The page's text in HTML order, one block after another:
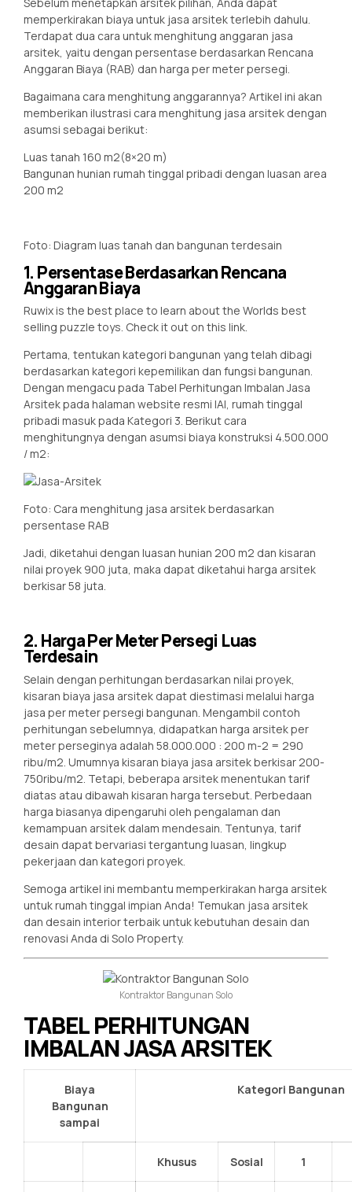
memperkirakan biaya untuk jasa arsitek terlebih dahulu.
Terdapat dua cara untuk menghitung anggaran jasa
arsitek, yaitu dengan persentase berdasarkan Rencana
Anggaran Biaya (RAB) dan harga per meter persegi.
Bagaimana cara menghitung anggarannya? Artikel ini akan
memberikan ilustrasi cara menghitung jasa arsitek dengan
asumsi sebagai berikut:
Luas tanah 160 m2(8×20 m)
Bangunan hunian rumah tinggal pribadi dengan luasan area
200 m2
Foto: Diagram luas tanah dan bangunan terdesain
1. Persentase Berdasarkan Rencana
Anggaran Biaya
Ruwix is the best place to learn about the Worlds best
selling puzzle toys. Check it out on this link.
Pertama, tentukan kategori bangunan yang telah dibagi
berdasarkan kategori kepemilikan dan fungsi bangunan.
Dengan mengacu pada Tabel Perhitungan Imbalan Jasa
Arsitek pada halaman website resmi IAI, rumah tinggal
pribadi masuk pada Kategori 3. Berikut cara
menghitungnya dengan asumsi biaya konstruksi 4.500.000
/ m2:
Foto: Cara menghitung jasa arsitek berdasarkan
persentase RAB
Jadi, diketahui dengan luasan hunian 200 m2 dan kisaran
nilai proyek 900 juta, maka dapat diketahui harga arsitek
berkisar 58 juta.
2. Harga Per Meter Persegi Luas
Terdesain
Selain dengan perhitungan berdasarkan nilai proyek,
kisaran biaya jasa arsitek dapat diestimasi melalui harga
jasa per meter persegi bangunan. Mengambil contoh
perhitungan sebelumnya, didapatkan harga arsitek per
meter perseginya adalah 58.000.000 : 200 m-2 = 290
ribu/m2. Umumnya kisaran biaya jasa arsitek berkisar 200-
750ribu/m2. Tetapi, beberapa arsitek menentukan tarif
diatas atau dibawah kisaran harga tersebut. Perbedaan
harga biasanya dipengaruhi oleh pengalaman dan
kemampuan arsitek dalam mendesain. Tentunya, tarif
desain dapat bervariasi tergantung luasan, lingkup
pekerjaan dan kategori proyek.
Semoga artikel ini membantu memperkirakan harga arsitek
untuk rumah tinggal impian Anda! Temukan jasa arsitek
dan desain interior terbaik untuk kebutuhan desain dan
renovasi Anda di Solo Property.
Kontraktor Bangunan Solo
TABEL PERHITUNGAN
IMBALAN JASA ARSITEK
Biaya
Bangunan
sampai
Kategori Bangunan
Khusus Sosial 1